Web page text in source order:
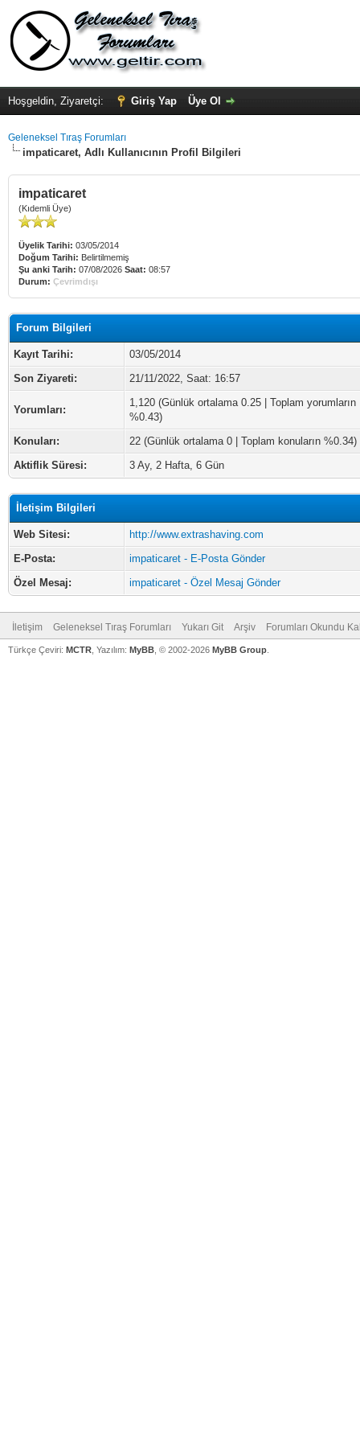
Hoşgeldin, Ziyaretçi: Giriş Yap Üye Ol
Geleneksel Tıraş Forumları
impaticaret, Adlı Kullanıcının Profil Bilgileri
impaticaret
(Kıdemli Üye)
Üyelik Tarihi: 03/05/2014
Doğum Tarihi: Belirtilmemiş
Şu anki Tarih: 07/08/2026 Saat: 08:57
Durum: Çevrimdışı
Forum Bilgileri
Kayıt Tarihi:
03/05/2014
Son Ziyareti:
21/11/2022, Saat: 16:57
Yorumları:
1,120 (Günlük ortalama 0.25 | Toplam yorumların
%0.43)
Konuları:
22 (Günlük ortalama 0 | Toplam konuların %0.34)
Aktiflik Süresi:
3 Ay, 2 Hafta, 6 Gün
İletişim Bilgileri
Web Sitesi:
http://www.extrashaving.com
E-Posta:
impaticaret - E-Posta Gönder
Özel Mesaj:
impaticaret - Özel Mesaj Gönder
İletişim Geleneksel Tıraş Forumları Yukarı Git Arşiv Forumları Okundu
Türkçe Çeviri: MCTR , Yazılım: MyBB , © 2002-2026 MyBB Group